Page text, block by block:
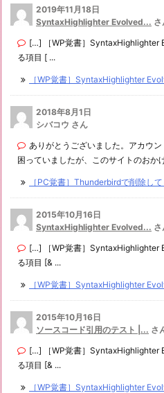
2019年11月18日
SyntaxHighlighter Evolved... さ
[…] ［WP覚書］SyntaxHighlighter
る項目 [ ...
［WP覚書］SyntaxHighlighter
2018年8月1日
シバコウ さん
ありがとうございました。アカウ
困っていましたが、このサイトのおか
［PC覚書］Thunderbirdで削除して
2015年10月16日
SyntaxHighlighter Evolved... さ
[…] ［WP覚書］SyntaxHighlighter
る項目 [& ...
［WP覚書］SyntaxHighlighter
2015年10月16日
ソースコード引用のテスト |... さ
[…] ［WP覚書］SyntaxHighlighter
る項目 [& ...
［WP覚書］SyntaxHighlighter